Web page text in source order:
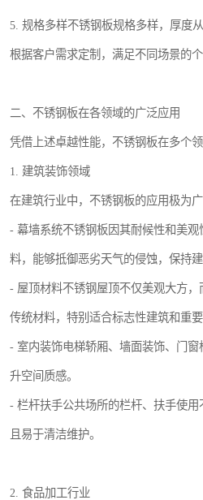
5. 规格多样不锈钢板规格多样，厚度
根据客户需求定制，满足不同场景的个
二、不锈钢板在各领域的广泛应用
凭借上述卓越性能，不锈钢板在多个
1. 建筑装饰领域
在建筑行业中，不锈钢板的应用极为广
- 幕墙系统不锈钢板因其耐候性和美
料，能够抵御恶劣天气的侵蚀，保持建
- 屋顶材料不锈钢屋顶不仅美观大方
传统材料，特别适合标志性建筑和重要
- 室内装饰电梯轿厢、墙面装饰、门
升空间质感。
- 栏杆扶手公共场所的栏杆、扶手使用
且易于清洁维护。
2. 食品加工行业